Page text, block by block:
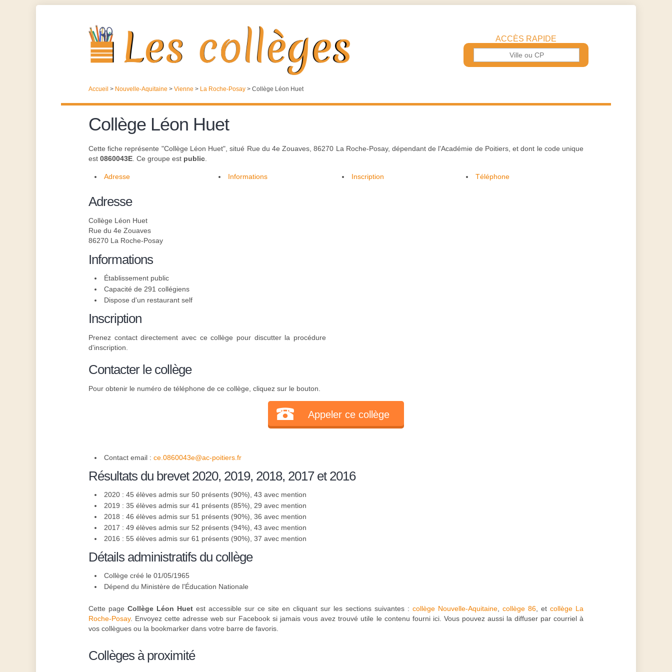
ACCÈS RAPIDE
Accueil > Nouvelle-Aquitaine > Vienne > La Roche-Posay > Collège Léon Huet
Collège Léon Huet
Cette fiche représente "Collège Léon Huet", situé Rue du 4e Zouaves, 86270 La Roche-Posay, dépendant de l'Académie de Poitiers, et dont le code unique
est 0860043E . Ce groupe est public
Adresse Informations Inscription Téléphone
Adresse
Collège Léon Huet
Rue du 4e Zouaves
86270 La Roche-Posay
Informations
Établissement public
Capacité de 291 collégiens
Dispose d'un restaurant self
Inscription
Prenez contact directement avec ce collège pour discutter la procédure
d'inscription.
Contacter le collège
Pour obtenir le numéro de téléphone de ce collège, cliquez sur le bouton.
Appeler ce collège
Contact email : ce.0860043e@ac-poitiers.fr
Résultats du brevet 2020, 2019, 2018, 2017 et 2016
2020 : 45 élèves admis sur 50 présents (90%), 43 avec mention
2019 : 35 élèves admis sur 41 présents (85%), 29 avec mention
2018 : 46 élèves admis sur 51 présents (90%), 36 avec mention
2017 : 49 élèves admis sur 52 présents (94%), 43 avec mention
2016 : 55 élèves admis sur 61 présents (90%), 37 avec mention
Détails administratifs du collège
Collège créé le 01/05/1965
Dépend du Ministère de l'Éducation Nationale
Cette page Collège Léon Huet est accessible sur ce site en cliquant sur les sections suivantes : collège Nouvelle-Aquitaine collège 86 , et collège La
Roche-Posay. Envoyez cette adresse web sur Facebook si jamais vous avez trouvé utile le contenu fourni ici. Vous pouvez aussi la diffuser par courriel à
vos collègues ou la bookmarker dans votre barre de favoris.
Collèges à proximité